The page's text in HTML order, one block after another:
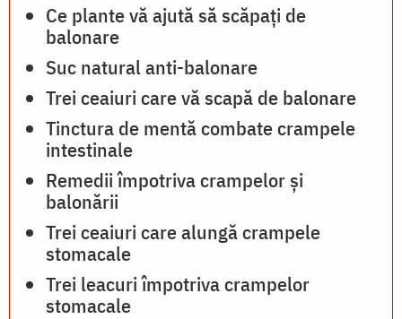
Ce plante vă ajută să scăpați de
balonare
Suc natural anti-balonare
Trei ceaiuri care vă scapă de balonare
Tinctura de mentă combate crampele
intestinale
Remedii împotriva crampelor și
balonării
Trei ceaiuri care alungă crampele
stomacale
Trei leacuri împotriva crampelor
stomacale